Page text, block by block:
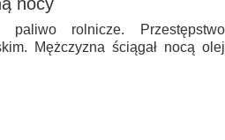
paliwo rolnicze. Przestępstwo
Mężczyzna ściągał nocą olej